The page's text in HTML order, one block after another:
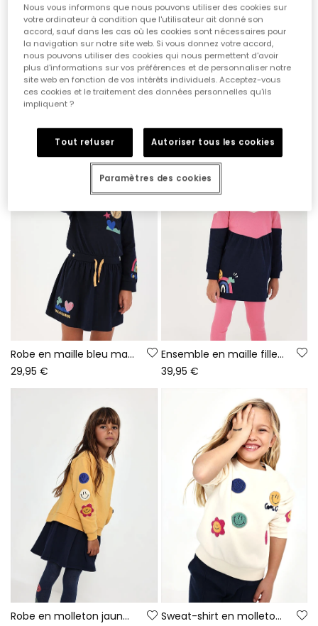
T-shirt en maille fille bleu marine imprimé lettres
19,95 €
Robe en maille bleu marine imprimée avec sequins
29,95 €
Ensemble en maille fille bleu marine imprimé arc-en-ciel
39,95 €
Robe en molleton jaune avec patches d\'émoticônes Sweat-shirt en molleton fille écru avec emojis
Nous vous informons que nous pouvons utiliser des cookies sur
votre ordinateur à condition que l'utilisateur ait donné son
accord, sauf dans les cas où les cookies sont nécessaires pour
la navigation sur notre site web. Si vous donnez votre accord,
nous pouvons utiliser des cookies qui nous permettent d'avoir
plus d'informations sur vos préférences et de personnaliser notre
site web en fonction de vos intérêts individuels. Acceptez-vous
ces cookies et le traitement des données personnelles qu'ils
impliquent ?
Tout refuser Autoriser tous les cookies
Paramètres des cookies